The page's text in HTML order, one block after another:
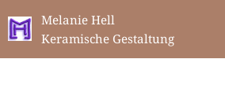
Melanie Hell
Keramische Gestaltung